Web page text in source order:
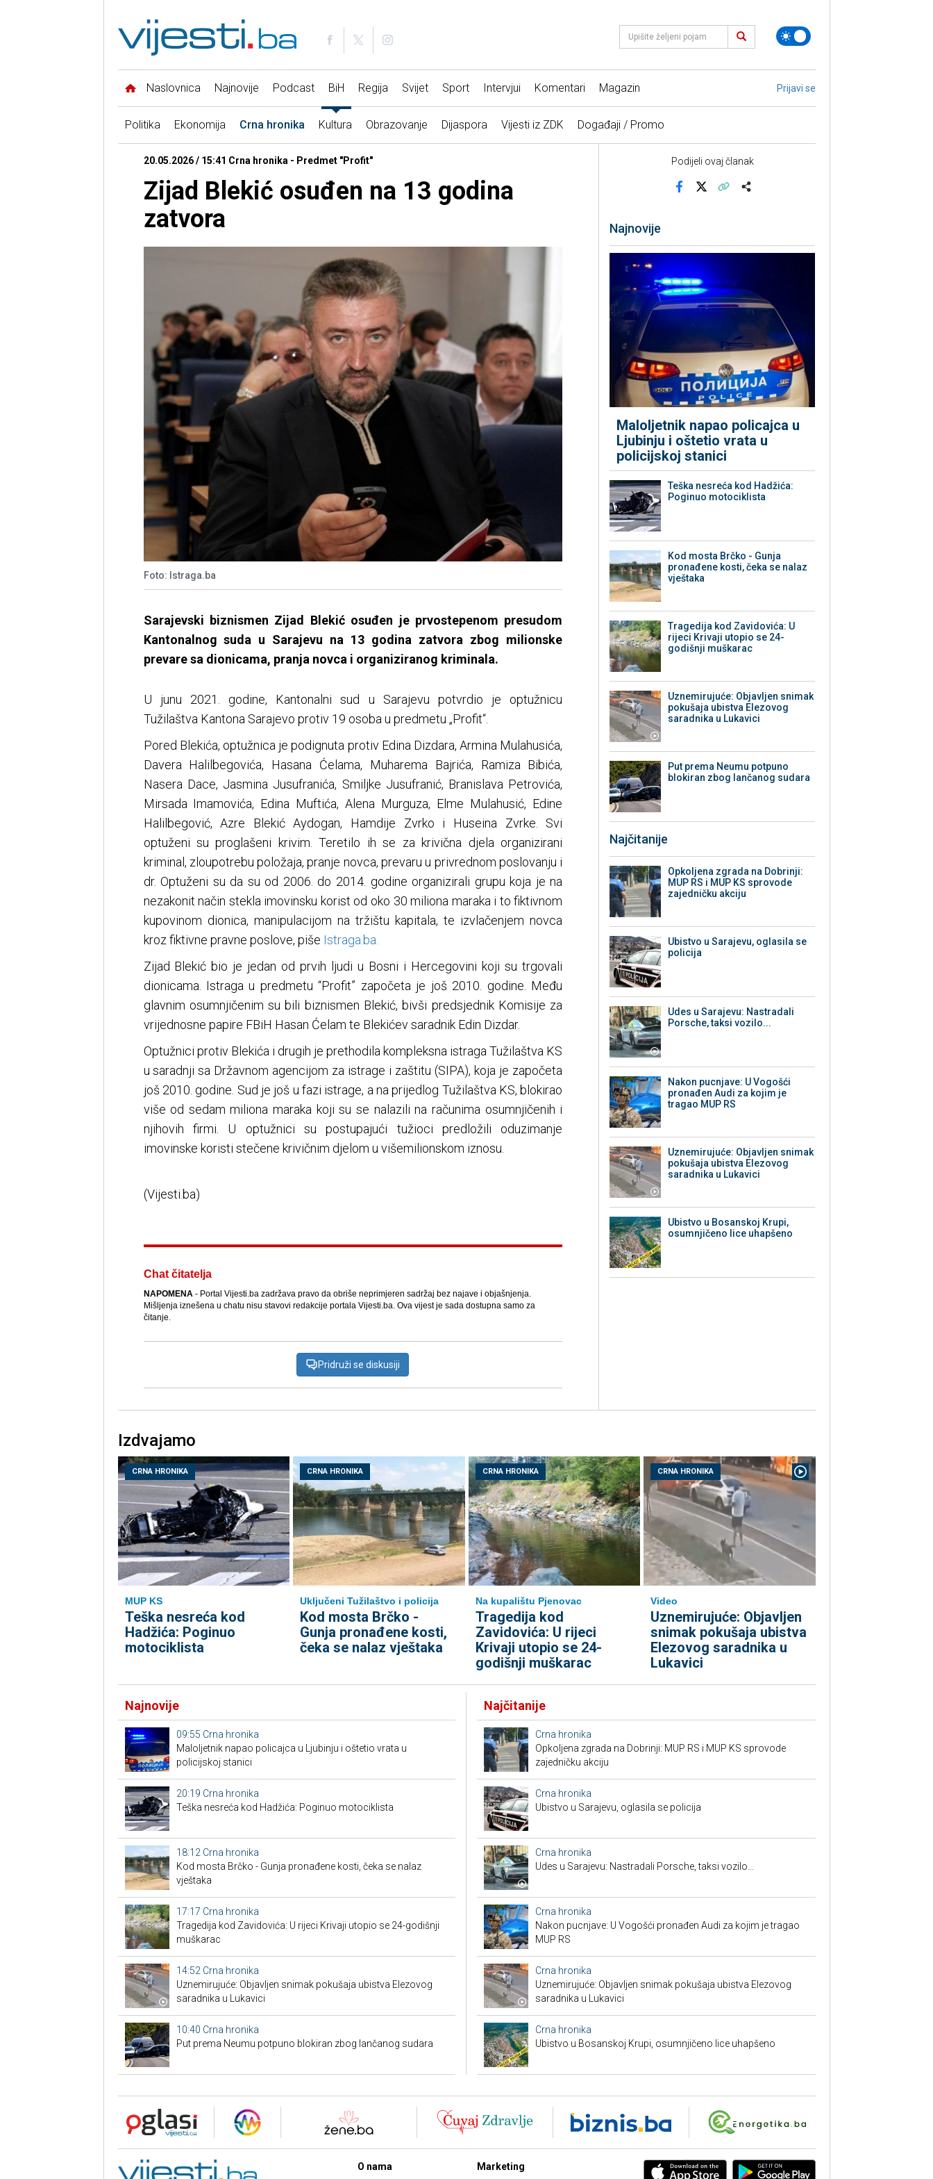
Naslovnica Najnovije Podcast BiH Regija Svijet Sport Intervjui Komentari Magazin Prijavi se
Politika Ekonomija Crna hronika Kultura Obrazovanje Dijaspora Vijesti iz ZDK Događaji / Promo
20.05.2026 / 15:41 Crna hronika - Predmet "Profit"
Zijad Blekić osuđen na 13 godina
zatvora
Foto: Istraga.ba
Sarajevski biznismen Zijad Blekić osuđen je prvostepenom presudom
Kantonalnog suda u Sarajevu na 13 godina zatvora zbog milionske
prevare sa dionicama, pranja novca i organiziranog kriminala.
U junu 2021. godine, Kantonalni sud u Sarajevu potvrdio je optužnicu
Tužilaštva Kantona Sarajevo protiv 19 osoba u predmetu „Profit“.
Pored Blekića, optužnica je podignuta protiv Edina Dizdara, Armina Mulahusića,
Davera Halilbegovića, Hasana Ćelama, Muharema Bajrića, Ramiza Bibića,
Nasera Dace, Jasmina Jusufranića, Smiljke Jusufranić, Branislava Petrovića,
Mirsada Imamovića, Edina Muftića, Alena Murguza, Elme Mulahusić, Edine
Halilbegović, Azre Blekić Aydogan, Hamdije Zvrko i Huseina Zvrke. Svi
optuženi su proglašeni krivim. Teretilo ih se za krivična djela organizirani
kriminal, zloupotrebu položaja, pranje novca, prevaru u privrednom poslovanju i
dr. Optuženi su da su od 2006. do 2014. godine organizirali grupu koja je na
nezakonit način stekla imovinsku korist od oko 30 miliona maraka i to fiktivnom
kupovinom dionica, manipulacijom na tržištu kapitala, te izvlačenjem novca
kroz fiktivne pravne poslove, piše Istraga.ba.
Zijad Blekić bio je jedan od prvih ljudi u Bosni i Hercegovini koji su trgovali
dionicama. Istraga u predmetu “Profit” započeta je još 2010. godine. Među
glavnim osumnjičenim su bili biznismen Blekić, bivši predsjednik Komisije za
vrijednosne papire FBiH Hasan Ćelam te Blekićev saradnik Edin Dizdar.
Optužnici protiv Blekića i drugih je prethodila kompleksna istraga Tužilaštva KS
u saradnji sa Državnom agencijom za istrage i zaštitu (SIPA), koja je započeta
još 2010. godine. Sud je još u fazi istrage, a na prijedlog Tužilaštva KS, blokirao
više od sedam miliona maraka koji su se nalazili na računima osumnjičenih i
njihovih firmi. U optužnici su postupajući tužioci predložili oduzimanje
imovinske koristi stečene krivičnim djelom u višemilionskom iznosu.
(Vijesti.ba)
Chat čitatelja
NAPOMENA- Portal Vijesti.ba zadržava pravo da obriše neprimjeren sadržaj bez najave i objašnjenja.
Mišljenja iznešena u chatu nisu stavovi redakcije portala Vijesti.ba. Ova vijest je sada dostupna samo za
čitanje.
Pridruži se diskusiji
Podijeli ovaj članak
Najnovije
Maloljetnik napao policajca u
Ljubinju i oštetio vrata u
policijskoj stanici
Teška nesreća kod Hadžića:
Poginuo motociklista
Kod mosta Brčko - Gunja
pronađene kosti, čeka se nalaz
vještaka
Tragedija kod Zavidovića: U
rijeci Krivaji utopio se 24-
godišnji muškarac
Uznemirujuće: Objavljen snimak
pokušaja ubistva Elezovog
saradnika u Lukavici
Put prema Neumu potpuno
blokiran zbog lančanog sudara
Najčitanije
Opkoljena zgrada na Dobrinji:
MUP RS i MUP KS sprovode
zajedničku akciju
Ubistvo u Sarajevu, oglasila se
policija
Udes u Sarajevu: Nastradali
Porsche, taksi vozilo...
Nakon pucnjave: U Vogošći
pronađen Audi za kojim je
tragao MUP RS
Uznemirujuće: Objavljen snimak
pokušaja ubistva Elezovog
saradnika u Lukavici
Ubistvo u Bosanskoj Krupi,
osumnjičeno lice uhapšeno
Izdvajamo
CRNA HRONIKA
MUP KS
Teška nesreća kod
Hadžića: Poginuo
motociklista
CRNA HRONIKA
Uključeni Tužilaštvo i policija
Kod mosta Brčko -
Gunja pronađene kosti,
čeka se nalaz vještaka
CRNA HRONIKA
Na kupalištu Pjenovac
Tragedija kod
Zavidovića: U rijeci
Krivaji utopio se 24-
godišnji muškarac
CRNA HRONIKA
Video
Uznemirujuće: Objavljen
snimak pokušaja ubistva
Elezovog saradnika u
Lukavici
Najnovije
09:55 Crna hronika
Maloljetnik napao policajca u Ljubinju i oštetio vrata u
policijskoj stanici
20:19 Crna hronika
Teška nesreća kod Hadžića: Poginuo motociklista
18:12 Crna hronika
Kod mosta Brčko - Gunja pronađene kosti, čeka se nalaz
vještaka
17:17 Crna hronika
Tragedija kod Zavidovića: U rijeci Krivaji utopio se 24-godišnji
muškarac
14:52 Crna hronika
Uznemirujuće: Objavljen snimak pokušaja ubistva Elezovog
saradnika u Lukavici
10:40 Crna hronika
Put prema Neumu potpuno blokiran zbog lančanog sudara
Najčitanije
Crna hronika
Opkoljena zgrada na Dobrinji: MUP RS i MUP KS sprovode
zajedničku akciju
Crna hronika
Ubistvo u Sarajevu, oglasila se policija
Crna hronika
Udes u Sarajevu: Nastradali Porsche, taksi vozilo...
Crna hronika
Nakon pucnjave: U Vogošći pronađen Audi za kojim je tragao
MUP RS
Crna hronika
Uznemirujuće: Objavljen snimak pokušaja ubistva Elezovog
saradnika u Lukavici
Crna hronika
Ubistvo u Bosanskoj Krupi, osumnjičeno lice uhapšeno
O nama Marketing